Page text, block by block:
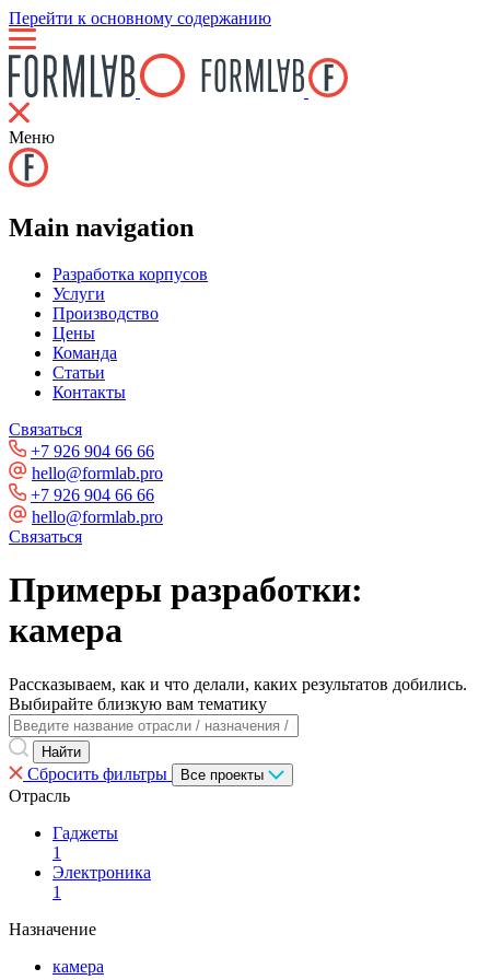
Перейти к основному содержанию
Меню
Main navigation
Разработка корпусов
Услуги
Производство
Цены
Команда
Статьи
Контакты
Связаться
+7 926 904 66 66
hello@formlab.pro
+7 926 904 66 66
hello@formlab.pro
Связаться
Примеры разработки:
камера
Рассказываем, как и что делали, каких результатов добились.
Выбирайте близкую вам тематику
Сбросить фильтры Все проекты
Отрасль
Гаджеты
1
Электроника
1
Назначение
камера